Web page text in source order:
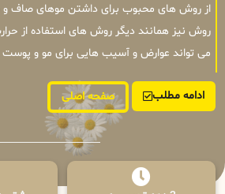
از روش های محبوب برای داشتن موهای صاف و
روش نیز همانند دیگر روش های استفاده از
می تواند عوارض و آسیب هایی برای مو و پوست
ادامه مطلب صفحه اصلی